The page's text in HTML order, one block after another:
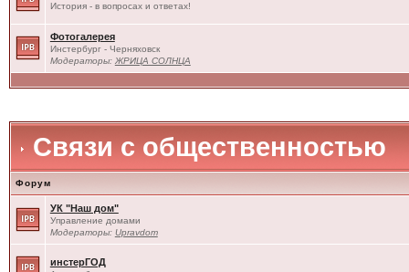
История - в вопросах и ответах!
Фотогалерея
Инстербург - Черняховск
Модераторы: ЖРИЦА СОЛНЦА
Связи с общественностью
Форум
УК "Наш дом"
Управление домами
Модераторы: Upravdom
инстерГОД